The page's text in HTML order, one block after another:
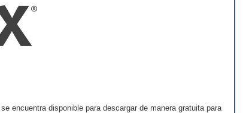
, se encuentra disponible para descargar de manera gratuita para